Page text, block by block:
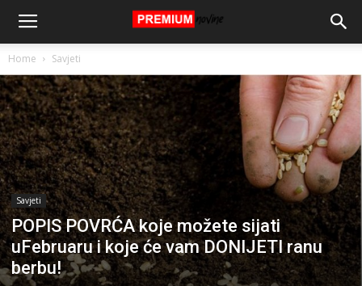
Home Savjeti
Savjeti
POPIS POVRĆA koje možete sijati
uFebruaru i koje će vam DONIJETI ranu
berbu!